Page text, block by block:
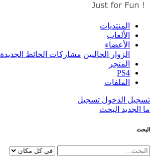
المنتديات
الألعاب
الأعضاء
الزوار الحاليين مشاركات الحائط الجديدة
المتجر
PS4
الملفات
تسجيل الدخول تسجيل
ما الجديد البحث
البحث